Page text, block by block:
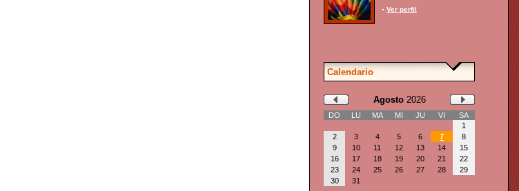
▪ Ver perfil
Calendario
Agosto2026
DO LU MA MI JU VI
SA
1
2
3 4 5 6 7
8
9
10 11 12 13 14
15
16
17 18 19 20 21
22
23
24 25 26 27 28
29
30
31